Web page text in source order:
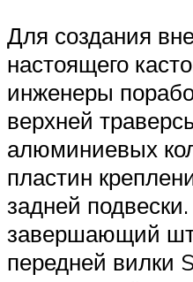
Для создания
настоящего
инженеры
верхней
алюминиевых
пластин
задней
завершающий
передней вилки